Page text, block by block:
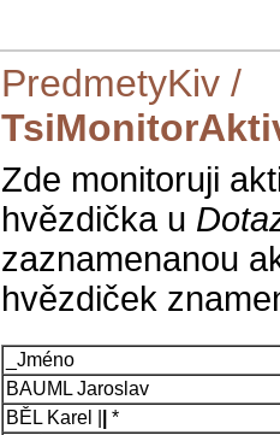
PredmetyKiv /
Zde monitoruji
hvězdička u
zaznamenanou
hvězdiček
_Jméno
BAUML Jaroslav
BĚL Karel |
*